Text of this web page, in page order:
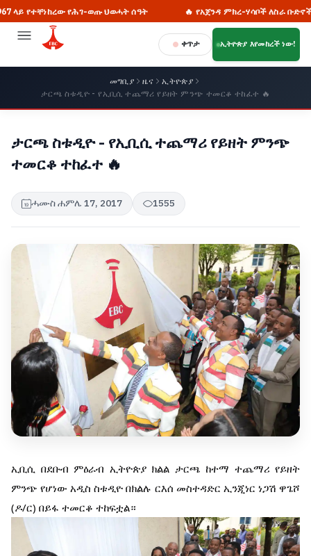
የሕገ-ወጡ ህወሓት ሰዓት 🔥 የአጀንዳ ምክረ-ሃሳቦች ለስራ ቡድኖች
ቀጥታ ኢትዮጵያ እየመከረች ነው!
መግቢያ ዜና
ኢትዮጵያ
ታርጫ ስቱዲዮ - የኢቢሲ ተጨማሪ የይዘት ምንጭ ተመርቆ ተከፈተ 🔥
ታርጫ ስቱዲዮ - የኢቢሲ ተጨማሪ የይዘት ምንጭ
ተመርቆ ተከፈተ 🔥
ሓሙስ ሐምሌ 17, 2017 1555
ኢቢሲ በደቡብ ምዕራብ ኢትዮጵያ ክልል ታርጫ ከተማ ተጨማሪ የይዘት
ምንጭ የሆነው አዲስ ስቱዲዮ በክልሉ ርእሰ መስተዳድር ኢንጂነር ነጋሽ ዋጌሾ
(ዶ/ር) በይፋ ተመርቆ ተከፍቷል።